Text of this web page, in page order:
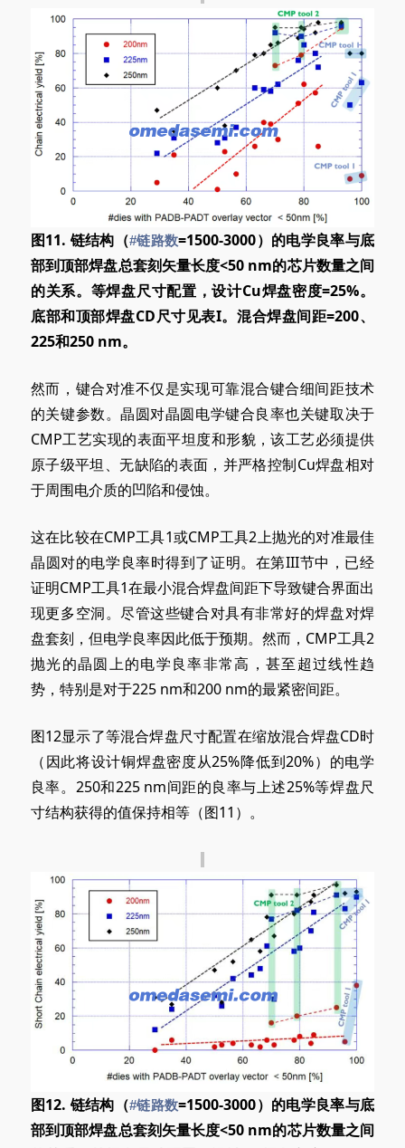
图11. 链结构（#链路数=1500-3000）的电学良率与底
部到顶部焊盘总套刻矢量长度<50 nm的芯片数量之间
的关系。等焊盘尺寸配置，设计Cu焊盘密度=25%。
底部和顶部焊盘CD尺寸见表I。混合焊盘间距=200、
225和250 nm。
然而，键合对准不仅是实现可靠混合键合细间距技术
的关键参数。晶圆对晶圆电学键合良率也关键取决于
CMP工艺实现的表面平坦度和形貌，该工艺必须提供
原子级平坦、无缺陷的表面，并严格控制Cu焊盘相对
于周围电介质的凹陷和侵蚀。
这在比较在CMP工具1或CMP工具2上抛光的对准最佳
晶圆对的电学良率时得到了证明。在第III节中，已经
证明CMP工具1在最小混合焊盘间距下导致键合界面出
现更多空洞。尽管这些键合对具有非常好的焊盘对焊
盘套刻，但电学良率因此低于预期。然而，CMP工具2
抛光的晶圆上的电学良率非常高，甚至超过线性趋
势，特别是对于225 nm和200 nm的最紧密间距。
图12显示了等混合焊盘尺寸配置在缩放混合焊盘CD时
（因此将设计铜焊盘密度从25%降低到20%）的电学
良率。250和225 nm间距的良率与上述25%等焊盘尺
寸结构获得的值保持相等（图11）。
图12. 链结构（#链路数=1500-3000）的电学良率与底
部到顶部焊盘总套刻矢量长度<50 nm的芯片数量之间